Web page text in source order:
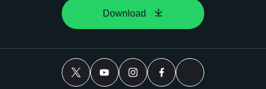
Download